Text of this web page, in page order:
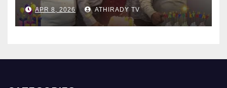
புங்குடுதீவு கண்ணன் பிறந்தநாள்
நிகழ்வு
APR 8, 2026 ATHIRADY TV